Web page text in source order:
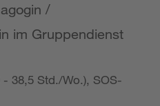
/
im Gruppendienst
- 38,5 Std./Wo.), SOS-